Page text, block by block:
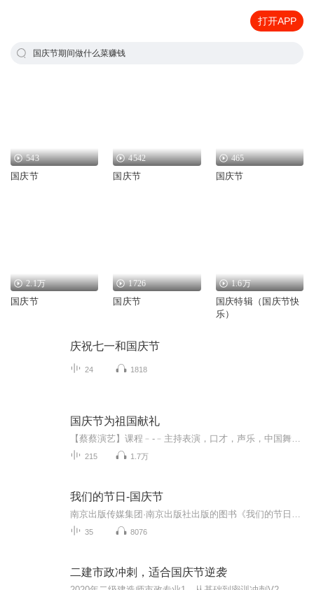
打开APP
国庆节期间做什么菜赚钱
543
国庆节
4542
国庆节
465
国庆节
2.1万
国庆节
1726
国庆节
1.6万
国庆特辑（国庆节快
乐）
庆祝七一和国庆节
24 1818
国庆节为祖国献礼
215 1.7万
我们的节日-国庆节
35 8076
二建市政冲刺，适合国庆节逆袭